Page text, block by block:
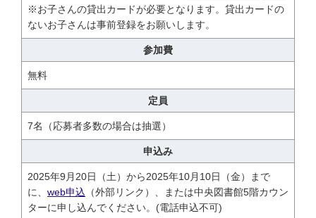
※お子さんの貸出カードが必要となります。貸出カードの
ないお子さんは事前登録をお願いします。
参加費
無料
定員
7名（応募者多数の場合は抽選）
申込み
2025年9月20日（土）から2025年10月10日（金）まで
に、 web申込 （外部リンク）、または中央図書館5階カウン
ターに申し込んでください。(電話申込不可)